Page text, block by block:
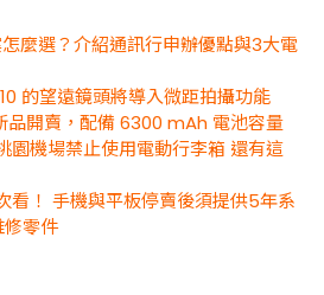
麼選？介紹通訊行申辦優點與3大電
的望遠鏡頭將導入微距拍攝功能
開賣，配備 6300 mAh 電池容量
園機場禁止使用電動行李箱 還有這
看！ 手機與平板停賣後須提供5年系
零件